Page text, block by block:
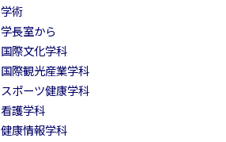
学術
学長室から
国際文化学科
国際観光産業学科
スポーツ健康学科
看護学科
健康情報学科